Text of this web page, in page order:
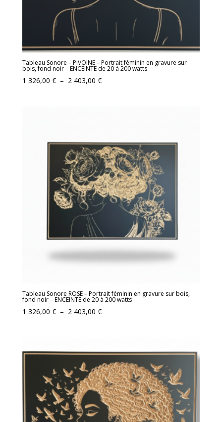
Tableau Sonore – PIVOINE – Portrait féminin en gravure sur
bois, fond noir – ENCEINTE de 20 à 200 watts
1 326,00 € – 2 403,00 €Plage
2
403,00 €
Tableau Sonore ROSE – Portrait féminin en gravure sur bois,
fond noir – ENCEINTE de 20 à 200 watts
1 326,00 € – 2 403,00 €Plage
326,00 €
à
2
403,00 €